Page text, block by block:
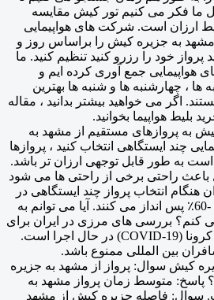
ما فکر می کنیم تور کیش مقایسه
ارزان است. شرکت های هواپیمایی
مشهد به جزیره کیش را براساس روز و
خود را رزرو کنید تنظیم کنید. ما
هواپیمایی جمع آوری کرده ایم و
، چهارشنبه ها و شنبه ها بهترین
اگر می خواهید بیشتر بدانید ، مقاله
بلیط هواپیما بخوانید.
به پروازهای مستقیم از مشهد به
چند ایستگاهی انتخاب کنید ، پروازها
به طور قابل توجهی ارزان تر باشد.
باعث راحتی برخی از راحتی ها می شود
انتخاب پرواز چند ایستگاهی در
مقابل پرواز مستقیم ، 20٪ -60٪ پس انداز می کنند. آیا می توانم به
کنم؟ بررسی های مرزی در ایران برای
جلوگیری از شیوع ویروس کرونا (COVID-19) در حال اجرا است.
بین المللی ممنوع باشد.
کیش سوال: پرواز از مشهد به جزیره
متوسط زمان پرواز مشهد به
است. سوال: فاصله جزیره کیش از مشهد